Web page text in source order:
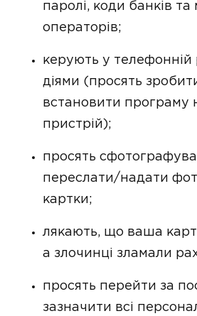
паролі, коди банків та
операторів;
керують у
діями (просять
встановити програму
пристрій);
просять
переслати/надати
картки;
лякають, що ваша
а злочинці зламали
просять перейти за
зазначити всі